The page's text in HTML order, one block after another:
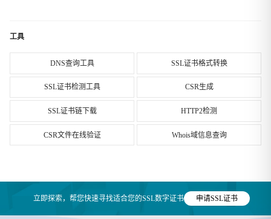
工具
DNS查询工具 SSL证书格式转换
SSL证书检测工具 CSR生成
SSL证书链下载 HTTP2检测
CSR文件在线验证 Whois域信息查询
立即探索，帮您快速寻找适合您的SSL数字证书 申请SSL证书